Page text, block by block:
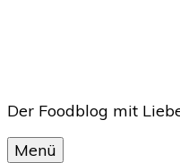
Der Foodblog mit
Menü